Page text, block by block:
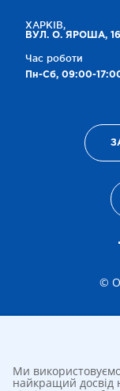
ХАРКІВ,
ВУЛ. О. ЯРОША,
Час роботи
Пн-Сб, 09:00-
©
Ми
найкращий